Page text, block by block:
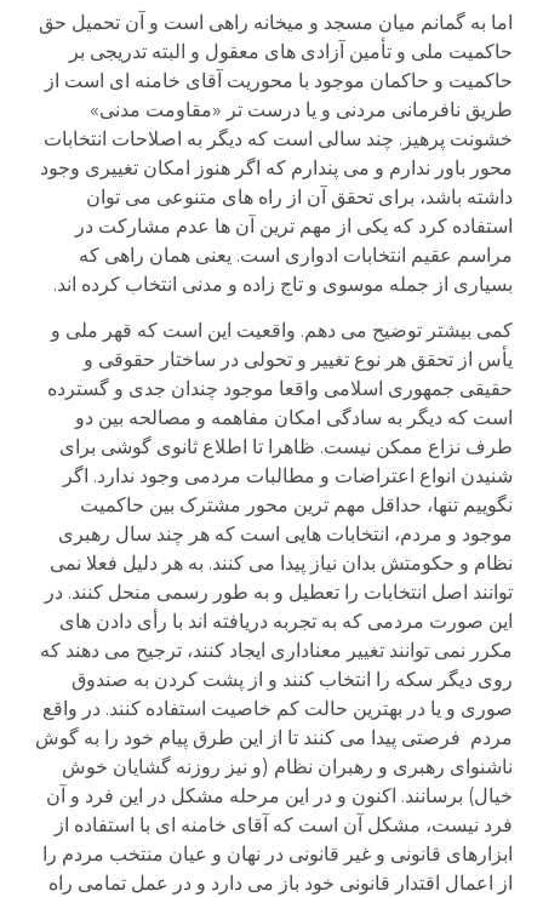
اما به گمانم میان مسجد و میخانه راهی است و آن تحمیل حق
حاکمیت ملی و تأمین آزادی های معقول و البته تدریجی بر
حاکمیت و حاکمان موجود با محوریت آقای خامنه ای است از
طریق نافرمانی مردنی و یا درست تر «مقاومت مدنی»
خشونت پرهیز. چند سالی است که دیگر به اصلاحات انتخابات
محور باور ندارم و می پندارم که اگر هنوز امکان تغییری وجود
داشته باشد، برای تحقق آن از راه های متنوعی می توان
استفاده کرد که یکی از مهم ترین آن ها عدم مشارکت در
مراسم عقیم انتخابات ادواری است. یعنی همان راهی که
بسیاری از جمله موسوی و تاج زاده و مدنی انتخاب کرده اند.
کمی بیشتر توضیح می دهم. واقعیت این است که قهر ملی و
یأس از تحقق هر نوع تغییر و تحولی در ساختار حقوقی و
حقیقی جمهوری اسلامی واقعا موجود چندان جدی و گسترده
است که دیگر به سادگی امکان مفاهمه و مصالحه بین دو
طرف نزاع ممکن نیست. ظاهرا تا اطلاع ثانوی گوشی برای
شنیدن انواع اعتراضات و مطالبات مردمی وجود ندارد. اگر
نگوییم تنها، حداقل مهم ترین محور مشترک بین حاکمیت
موجود و مردم، انتخابات هایی است که هر چند سال رهبری
نظام و حکومتش بدان نیاز پیدا می کنند. به هر دلیل فعلا نمی
توانند اصل انتخابات را تعطیل و به طور رسمی منحل کنند. در
این صورت مردمی که به تجربه دریافته اند با رأی دادن های
مکرر نمی توانند تغییر معناداری ایجاد کنند، ترجیح می دهند که
روی دیگر سکه را انتخاب کنند و از پشت کردن به صندوق
صوری و یا در بهترین حالت کم خاصیت استفاده کنند. در واقع
مردم فرصتی پیدا می کنند تا از این طرق پیام خود را به گوش
ناشنوای رهبری و رهبران نظام (و نیز روزنه گشایان خوش
خیال) برسانند. اکنون و در این مرحله مشکل در این فرد و آن
فرد نیست، مشکل آن است که آقای خامنه ای با استفاده از
ابزارهای قانونی و غیر قانونی در نهان و عیان منتخب مردم را
از اعمال اقتدار قانونی خود باز می دارد و در عمل تمامی راه